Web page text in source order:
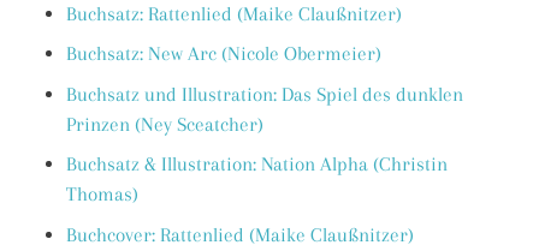
Buchsatz: Rattenlied (Maike Claußnitzer)
Buchsatz: New Arc (Nicole Obermeier)
Buchsatz und Illustration: Das Spiel des dunklen
Prinzen (Ney Sceatcher)
Buchsatz & Illustration: Nation Alpha (Christin
Thomas)
Buchcover: Rattenlied (Maike Claußnitzer)